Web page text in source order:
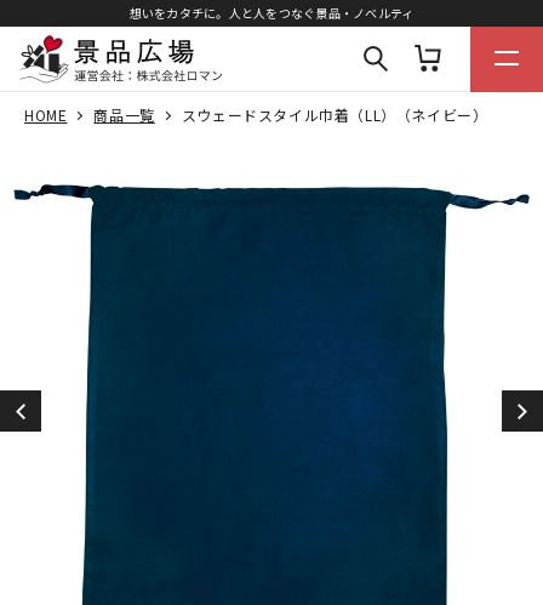
想いをカタチに。人と人をつなぐ景品・ノベルティ
HOME 商品一覧 スウェードスタイル巾着（LL）（ネイビー）